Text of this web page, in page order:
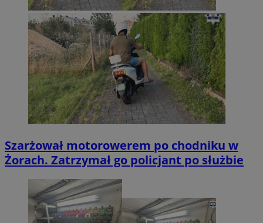
Szarżował motorowerem po chodniku w
Żorach. Zatrzymał go policjant po służbie